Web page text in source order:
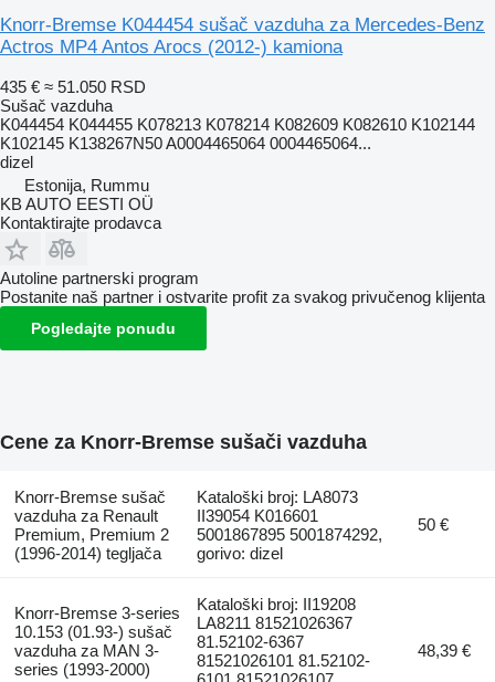
Knorr-Bremse K044454 sušač vazduha za Mercedes-Benz
Actros MP4 Antos Arocs (2012-) kamiona
435 € ≈ 51.050 RSD
Sušač vazduha
K044454 K044455 K078213 K078214 K082609 K082610 K102144
K102145 K138267N50 A0004465064 0004465064...
dizel
Estonija, Rummu
KB AUTO EESTI OÜ
Kontaktirajte prodavca
Autoline partnerski program
Postanite naš partner i ostvarite profit za svakog privučenog klijenta
Pogledajte ponudu
Cene za Knorr-Bremse sušači vazduha
Knorr-Bremse sušač
vazduha za Renault
Premium, Premium 2
(1996-2014) tegljača
Kataloški broj: LA8073
II39054 K016601
5001867895 5001874292,
gorivo: dizel
50 €
Knorr-Bremse 3-series
10.153 (01.93-) sušač
vazduha za MAN 3-
series (1993-2000)
Kataloški broj: II19208
LA8211 81521026367
81.52102-6367
81521026101 81.52102-
48,39 €